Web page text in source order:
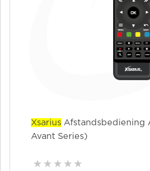
Xsarius Afstandsbediening
Avant Series)